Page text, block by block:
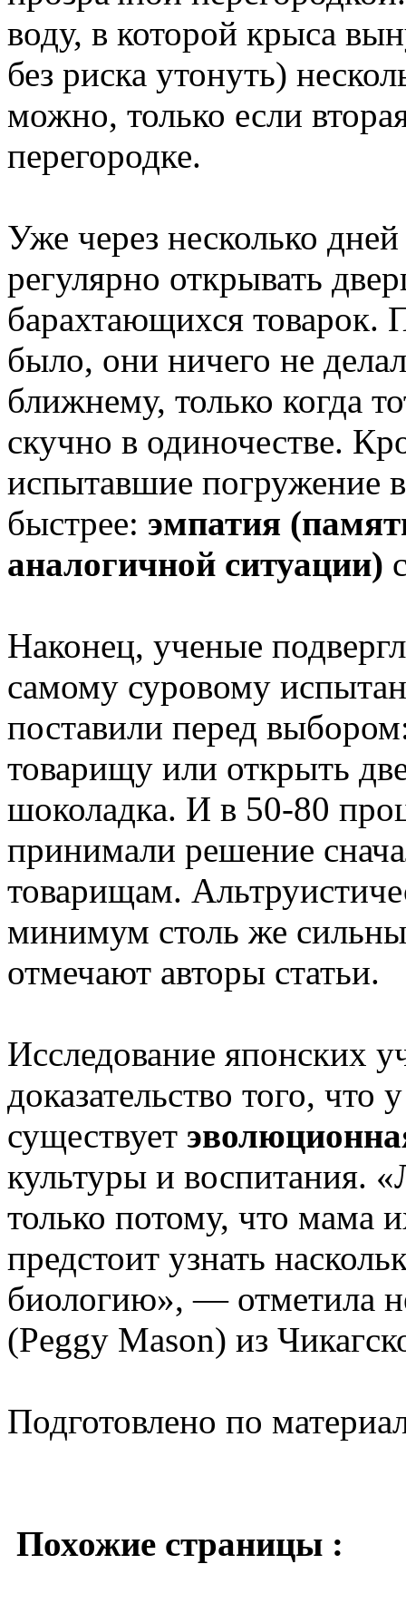
воду, в которой крыса
без риска утонуть)
можно, только если
перегородке.
Уже через несколько
регулярно открывать
барахтающихся товарок.
было, они ничего не
ближнему, только когда
скучно в одиночестве.
испытавшие погружение в
быстрее: эмпатия
аналогичной ситуации)
Наконец, ученые
самому суровому
поставили перед
товарищу или открыть
шоколадка. И в 50-80
принимали решение
товарищам.
минимум столь же
отмечают авторы статьи.
Исследование японских
доказательство того,
существует
культуры и воспитания.
только потому, что мама
предстоит узнать
биологию», — отметила
(Peggy Mason) из
Подготовлено по
Похожие страницы :